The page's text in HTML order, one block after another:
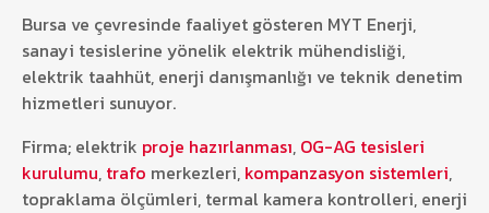
Bursa ve çevresinde faaliyet gösteren MYT Enerji,
sanayi tesislerine yönelik elektrik mühendisliği,
elektrik taahhüt, enerji danışmanlığı ve teknik denetim
hizmetleri sunuyor.
Firma; elektrik proje hazırlanması, OG-AG tesisleri
kurulumu, trafo merkezleri, kompanzasyon sistemleri,
topraklama ölçümleri, termal kamera kontrolleri, enerji